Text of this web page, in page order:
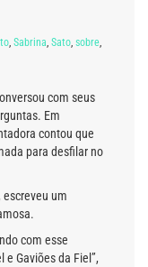
Sabrina Sato sobre
com seus
Em
contou que
para desfilar no
escreveu um
com esse
Gaviões da Fiel”,